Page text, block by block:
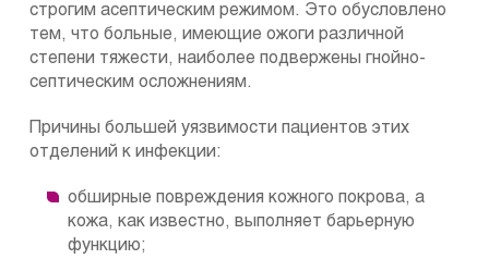
строгим асептическим режимом. Это обусловлено
тем, что больные, имеющие ожоги различной
степени тяжести, наиболее подвержены гнойно-
септическим осложнениям.
Причины большей уязвимости пациентов этих
отделений к инфекции:
обширные повреждения кожного покрова, а
кожа, как известно, выполняет барьерную
функцию;